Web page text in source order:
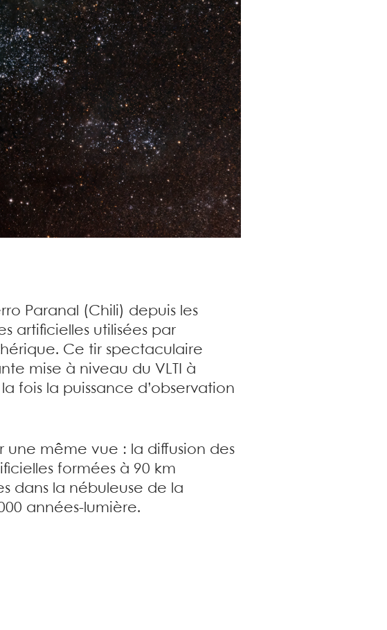
Paranal (Chili) depuis les
artificielles utilisées par
Ce tir spectaculaire
mise à niveau du VLTI à
fois la puissance d’observation
une même vue : la diffusion des
formées à 90 km
dans la nébuleuse de la
années-lumière.